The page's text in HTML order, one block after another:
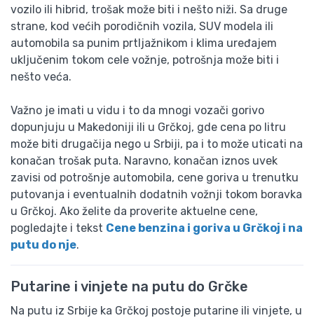
vozilo ili hibrid, trošak može biti i nešto niži. Sa druge
strane, kod većih porodičnih vozila, SUV modela ili
automobila sa punim prtljažnikom i klima uređajem
uključenim tokom cele vožnje, potrošnja može biti i
nešto veća.
Važno je imati u vidu i to da mnogi vozači gorivo
dopunjuju u Makedoniji ili u Grčkoj, gde cena po litru
može biti drugačija nego u Srbiji, pa i to može uticati na
konačan trošak puta. Naravno, konačan iznos uvek
zavisi od potrošnje automobila, cene goriva u trenutku
putovanja i eventualnih dodatnih vožnji tokom boravka
u Grčkoj. Ako želite da proverite aktuelne cene,
pogledajte i tekst Cene benzina i goriva u Grčkoj i na
putu do nje.
Putarine i vinjete na putu do Grčke
Na putu iz Srbije ka Grčkoj postoje putarine ili vinjete, u